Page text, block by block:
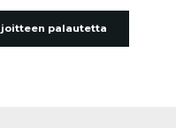
palautetta